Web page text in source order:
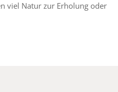
viel Natur zur Erholung oder